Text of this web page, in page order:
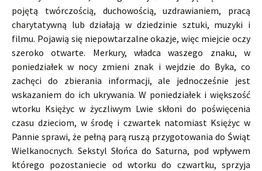
pojętą twórczością, duchowością, uzdrawianiem, pracą
charytatywną lub działają w dziedzinie sztuki, muzyki i
filmu. Pojawią się niepowtarzalne okazje, więc miejcie oczy
szeroko otwarte. Merkury, władca waszego znaku, w
poniedziałek w nocy zmieni znak i wejdzie do Byka, co
zachęci do zbierania informacji, ale jednocześnie jest
wskazaniem do ich ukrywania. W poniedziałek i większość
wtorku Księżyc w życzliwym Lwie skłoni do poświęcenia
czasu dzieciom, w środę i czwartek natomiast Księżyc w
Pannie sprawi, że pełną parą ruszą przygotowania do Świąt
Wielkanocnych. Sekstyl Słońca do Saturna, pod wpływem
którego pozostaniecie od wtorku do czwartku, sprzyja